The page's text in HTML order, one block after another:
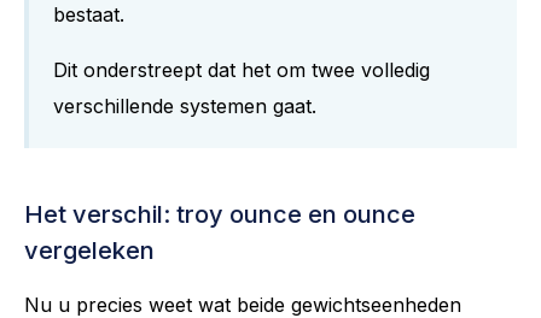
bestaat.
Dit onderstreept dat het om twee volledig
verschillende systemen gaat.
Het verschil: troy ounce en ounce
vergeleken
Nu u precies weet wat beide gewichtseenheden